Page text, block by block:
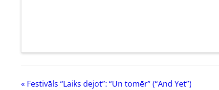
« Festivāls “Laiks dejot”: “Un tomēr” (“And Yet”)